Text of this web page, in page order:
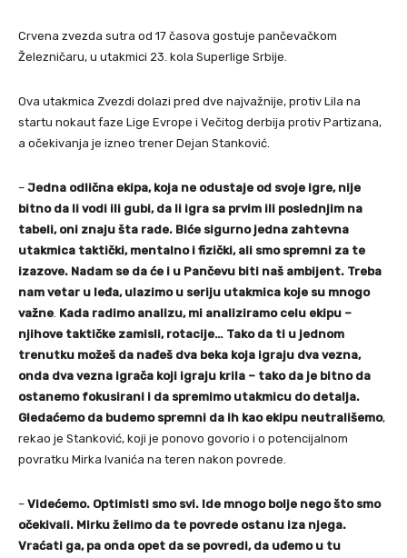
Crvena zvezda sutra od 17 časova gostuje pančevačkom
Železničaru, u utakmici 23. kola Superlige Srbije.
Ova utakmica Zvezdi dolazi pred dve najvažnije, protiv Lila na
startu nokaut faze Lige Evrope i Večitog derbija protiv Partizana,
a očekivanja je izneo trener Dejan Stanković.
– Jedna odlična ekipa, koja ne odustaje od svoje igre, nije
bitno da li vodi ili gubi, da li igra sa prvim ili poslednjim na
tabeli, oni znaju šta rade. Biće sigurno jedna zahtevna
utakmica taktički, mentalno i fizički, ali smo spremni za te
izazove. Nadam se da će i u Pančevu biti naš ambijent. Treba
nam vetar u leđa, ulazimo u seriju utakmica koje su mnogo
važne Kada radimo analizu, mi analiziramo celu ekipu –
njihove taktičke zamisli, rotacije… Tako da ti u jednom
trenutku možeš da nađeš dva beka koja igraju dva vezna,
onda dva vezna igrača koji igraju krila – tako da je bitno da
ostanemo fokusirani i da spremimo utakmicu do detalja.
Gledaćemo da budemo spremni da ih kao ekipu neutrališemo,
rekao je Stanković, koji je ponovo govorio i o potencijalnom
povratku Mirka Ivanića na teren nakon povrede.
– Videćemo. Optimisti smo svi. Ide mnogo bolje nego što smo
očekivali. Mirku želimo da te povrede ostanu iza njega.
Vraćati ga, pa onda opet da se povredi, da uđemo u tu